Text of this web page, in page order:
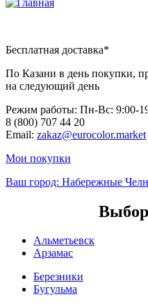
Бесплатная доставка*
По Казани в день покупки,
на следующий день
Режим работы: Пн-Вc: 9:00-
8 (800) 707 44 20
Email: zakaz@eurocolor.market
Мои покупки
Ваш город: Набережные
Альметьевск
Арзамас
Березники
Бугульма